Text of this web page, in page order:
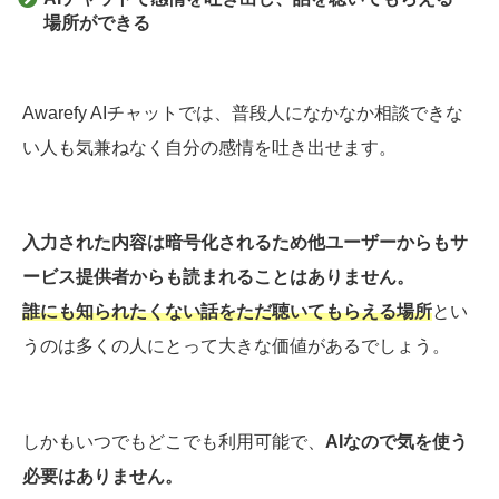
場所ができる
Awarefy AIチャットでは、普段人になかなか相談できな
い人も気兼ねなく自分の感情を吐き出せます。
入力された内容は暗号化されるため他ユーザーからもサ
ービス提供者からも読まれることはありません。
誰にも知られたくない話をただ聴いてもらえる場所とい
うのは多くの人にとって大きな価値があるでしょう。
しかもいつでもどこでも利用可能で、 AIなので気を使う
必要はありません。